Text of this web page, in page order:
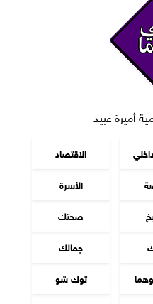
أميرة عبيد
الاقتصاد
الأسرة
صحتك
جمالك
توك شو